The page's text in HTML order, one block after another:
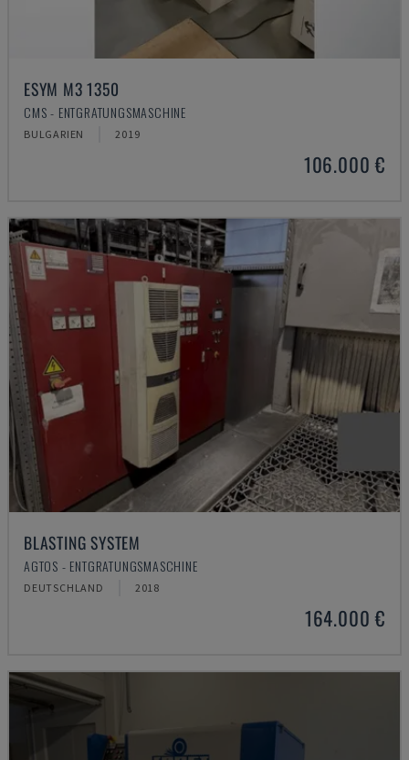
ESYM M3 1350
CMS - ENTGRATUNGSMASCHINE
BULGARIEN 2019
106.000 €
BLASTING SYSTEM
AGTOS - ENTGRATUNGSMASCHINE
DEUTSCHLAND 2018
164.000 €